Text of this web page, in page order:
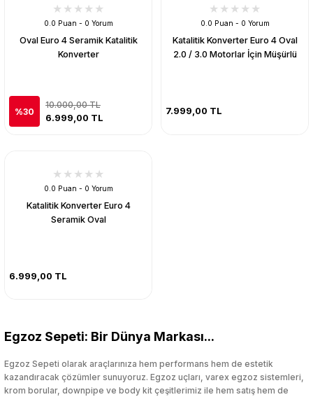
0.0 Puan - 0 Yorum
Oval Euro 4 Seramik Katalitik
Konverter
%30
10.000,00 TL
6.999,00 TL
0.0 Puan - 0 Yorum
Katalitik Konverter Euro 4 Oval
2.0 / 3.0 Motorlar İçin Müşürlü
7.999,00 TL
0.0 Puan - 0 Yorum
Katalitik Konverter Euro 4
Seramik Oval
6.999,00 TL
Egzoz Sepeti: Bir Dünya Markası...
Egzoz Sepeti olarak araçlarınıza hem performans hem de estetik
kazandıracak çözümler sunuyoruz. Egzoz uçları, varex egzoz sistemleri,
krom borular, downpipe ve body kit çeşitlerimiz ile hem satış hem de